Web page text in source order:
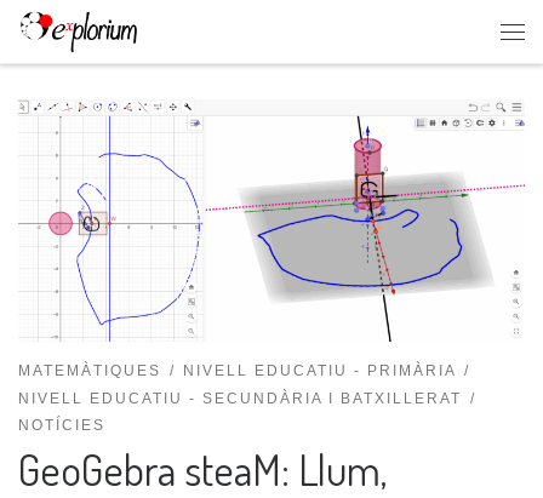
Skip to content
MATEMÀTIQUES
NIVELL EDUCATIU - PRIMÀRIA
NIVELL EDUCATIU - SECUNDÀRIA I BATXILLERAT
NOTÍCIES
GeoGebra steaM: Llum,